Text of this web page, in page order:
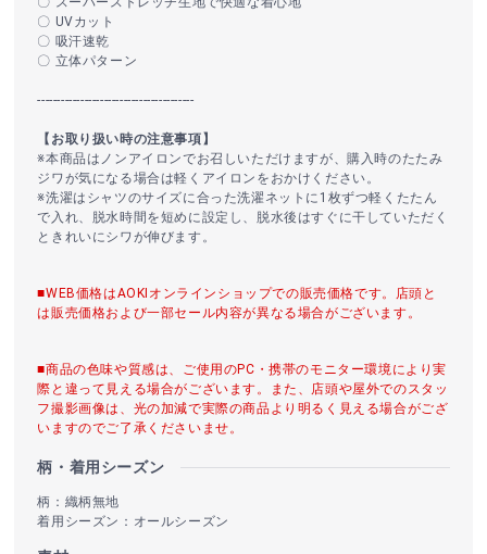
〇 UVカット
〇 吸汗速乾
〇 立体パターン
----------------------------------------
【お取り扱い時の注意事項】
※本商品はノンアイロンでお召しいただけますが、購入時のたたみ
ジワが気になる場合は軽くアイロンをおかけください。
※洗濯はシャツのサイズに合った洗濯ネットに1枚ずつ軽くたたん
で入れ、脱水時間を短めに設定し、脱水後はすぐに干していただく
ときれいにシワが伸びます。
■WEB価格はAOKIオンラインショップでの販売価格です。店頭と
は販売価格および一部セール内容が異なる場合がございます。
■商品の色味や質感は、ご使用のPC・携帯のモニター環境により実
際と違って見える場合がございます。また、店頭や屋外でのスタッ
フ撮影画像は、光の加減で実際の商品より明るく見える場合がござ
いますのでご了承くださいませ。
柄・着用シーズン
柄：織柄無地
着用シーズン：オールシーズン